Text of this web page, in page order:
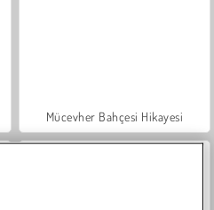
Mücevher Bahçesi Hikayesi